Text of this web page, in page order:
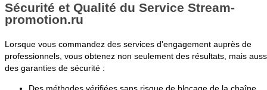
Sécurité et Qualité du Service Stream-
promotion.ru
Lorsque vous commandez des services d'engagement auprès de
professionnels, vous obtenez non seulement des résultats, mais
des garanties de sécurité :